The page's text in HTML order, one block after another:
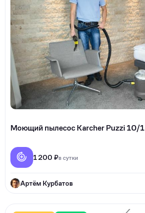
Моющий пылесос Karcher Puzzi 10/1
1 200 ₽в сутки
Артём Курбатов